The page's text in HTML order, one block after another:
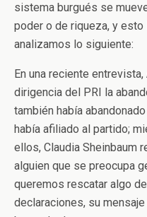
sistema burgués se
poder o de riqueza, y
analizamos lo siguiente:
En una reciente
dirigencia del PRI la
también había
había afiliado al partido;
ellos, Claudia Sheinbaum
alguien que se preocupa
queremos rescatar algo
declaraciones, su